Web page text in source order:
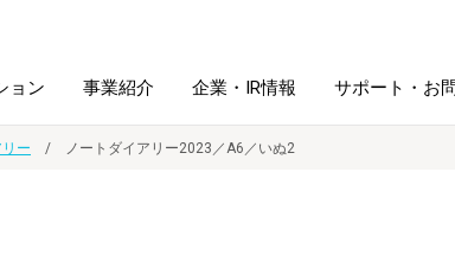
ョン 事業紹介 企業・IR情報 サポート・お
ー ノートダイアリー2023／A6／いぬ2